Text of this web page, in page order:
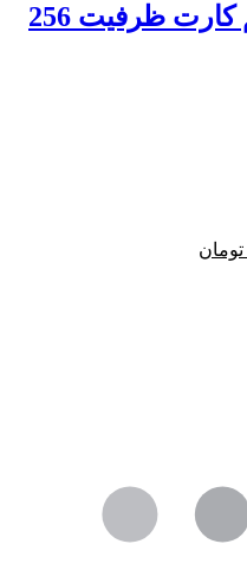
Max A2644 دو سیم‌ کارت ظرفیت 256
تومان